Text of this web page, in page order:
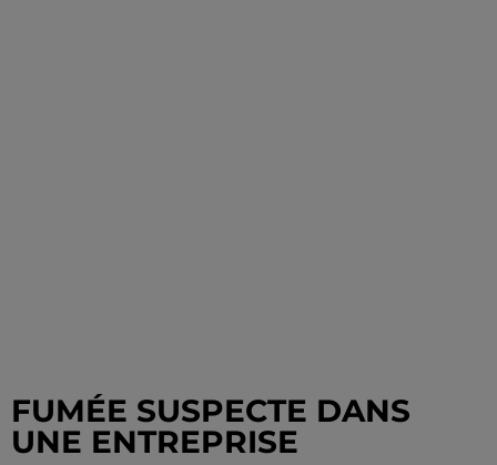
FUMÉE SUSPECTE DANS
UNE ENTREPRISE